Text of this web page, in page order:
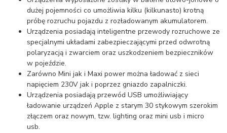
dużej pojemności co umożliwia kilku (kilkunasto) krotną
próbę rozruchu pojazdu z rozładowanym akumulatorem.
Urządzenia posiadają inteligentne przewody rozruchowe ze
specjalnymi układami zabezpieczającymi przed odwrotną
polaryzacją i zwarciem oraz uszkodzeniem bezpieczników
w pojeździe.
Zarówno Mini jak i Maxi power można ładować z sieci
napięciem 230V jak i poprzez gniazdo zapalniczki.
Urządzenia posiadają przewód USB umożliwiający
ładowanie urządzeń Apple z starym 30 stykowym szerokim
złączem oraz nowym, tzw. lighting oraz mini usb i micro
usb.